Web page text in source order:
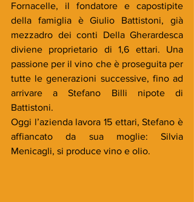
Fornacelle, il fondatore e capostipite
della famiglia è Giulio Battistoni, già
mezzadro dei conti Della Gherardesca
diviene proprietario di 1,6 ettari. Una
passione per il vino che è proseguita per
tutte le generazioni successive, fino ad
arrivare a Stefano Billi nipote di
Battistoni.
Oggi l’azienda lavora 15 ettari, Stefano è
affiancato da sua moglie: Silvia
Menicagli, si produce vino e olio.